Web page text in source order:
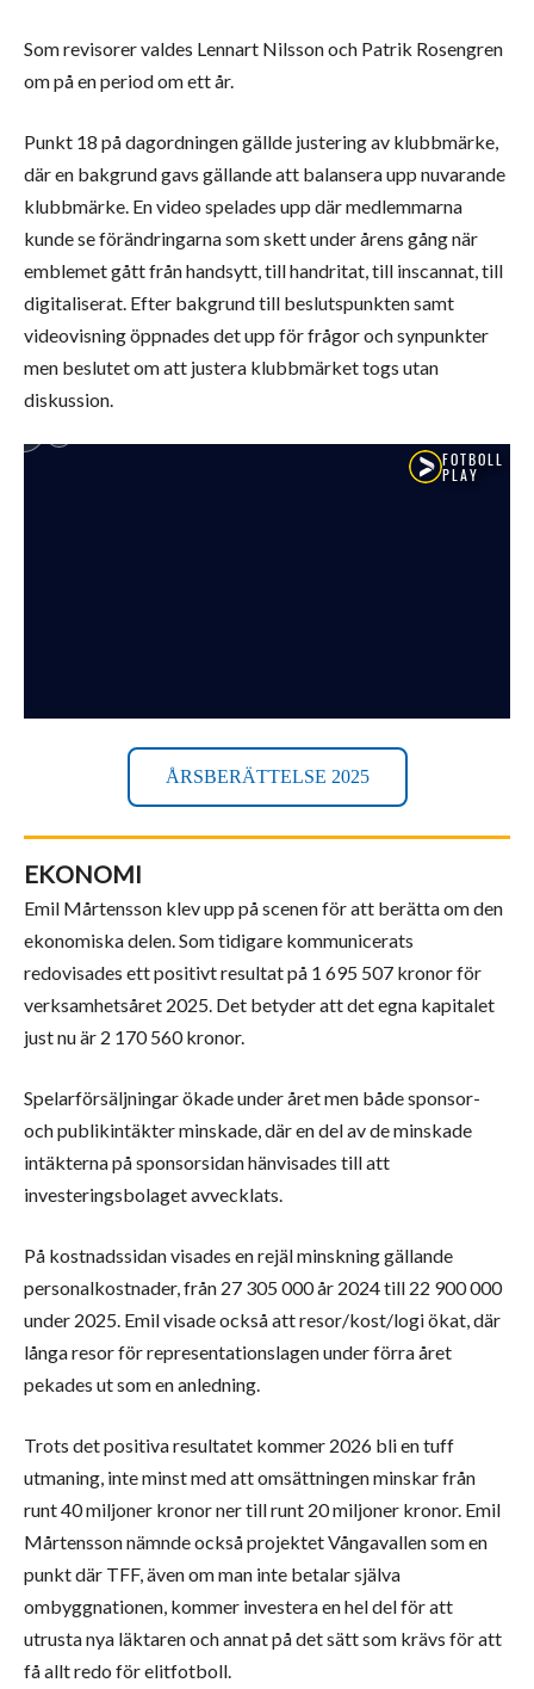
Som revisorer valdes Lennart Nilsson och Patrik Rosengren
om på en period om ett år.
Punkt 18 på dagordningen gällde justering av klubbmärke,
där en bakgrund gavs gällande att balansera upp nuvarande
klubbmärke. En video spelades upp där medlemmarna
kunde se förändringarna som skett under årens gång när
emblemet gått från handsytt, till handritat, till inscannat, till
digitaliserat. Efter bakgrund till beslutspunkten samt
videovisning öppnades det upp för frågor och synpunkter
men beslutet om att justera klubbmärket togs utan
diskussion.
ÅRSBERÄTTELSE 2025
EKONOMI
Emil Mårtensson klev upp på scenen för att berätta om den
ekonomiska delen. Som tidigare kommunicerats
redovisades ett positivt resultat på 1 695 507 kronor för
verksamhetsåret 2025. Det betyder att det egna kapitalet
just nu är 2 170 560 kronor.
Spelarförsäljningar ökade under året men både sponsor-
och publikintäkter minskade, där en del av de minskade
intäkterna på sponsorsidan hänvisades till att
investeringsbolaget avvecklats.
På kostnadssidan visades en rejäl minskning gällande
personalkostnader, från 27 305 000 år 2024 till 22 900 000
under 2025. Emil visade också att resor/kost/logi ökat, där
långa resor för representationslagen under förra året
pekades ut som en anledning.
Trots det positiva resultatet kommer 2026 bli en tuff
utmaning, inte minst med att omsättningen minskar från
runt 40 miljoner kronor ner till runt 20 miljoner kronor. Emil
Mårtensson nämnde också projektet Vångavallen som en
punkt där TFF, även om man inte betalar själva
ombyggnationen, kommer investera en hel del för att
utrusta nya läktaren och annat på det sätt som krävs för att
få allt redo för elitfotboll.